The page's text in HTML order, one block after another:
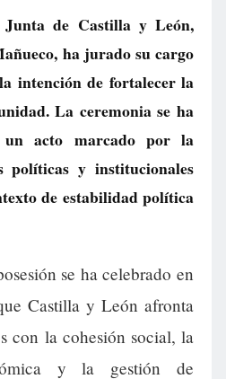
de Castilla y León,
ha jurado su cargo
intención de fortalecer la
La ceremonia se ha
acto marcado por la
políticas y institucionales
de estabilidad política
se ha celebrado en
Castilla y León afronta
con la cohesión social, la
y la gestión de